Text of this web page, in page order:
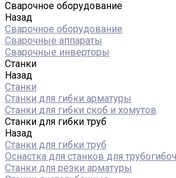
Сварочное оборудование
Назад
Сварочное оборудование
Сварочные аппараты
Сварочные инверторы
Станки
Назад
Станки
Станки для гибки арматуры
Станки для гибки скоб и хомутов
Станки для гибки труб
Назад
Станки для гибки труб
Оснастка для станков для
Станки для резки арматуры